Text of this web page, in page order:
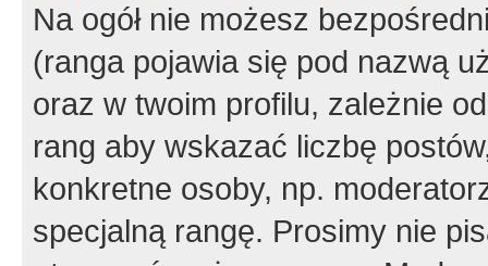
Na ogół nie możesz
(ranga pojawia się pod nazwą
oraz w twoim profilu, zależnie
rang aby wskazać liczbę
konkretne osoby, np.
specjalną rangę. Prosimy nie